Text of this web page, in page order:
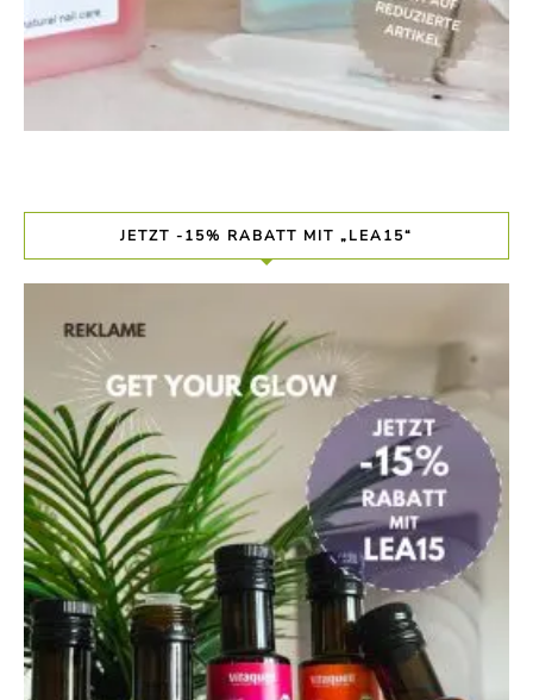
JETZT -15% RABATT MIT „LEA15“